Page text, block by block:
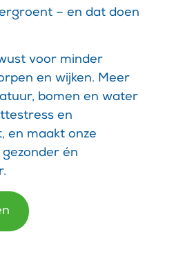
– en dat doen
voor minder
en wijken. Meer
bomen en water
en
en maakt onze
én